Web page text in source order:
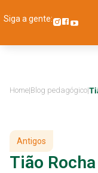
Siga a gente:
Home|Blog pedagógico|
Antigos
Tião Rocha